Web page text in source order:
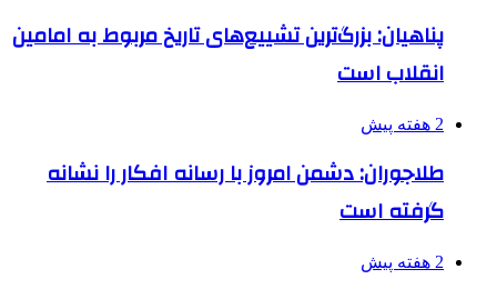
پناهیان: بزرگ‌ترین تشییع‌های تاریخ مربوط به امامین
انقلاب است
2 هفته پیش
طلاجوران: دشمن امروز با رسانه افکار را نشانه
گرفته است
2 هفته پیش